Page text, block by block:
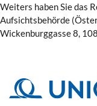
Weiters haben Sie das
Aufsichtsbehörde
Wickenburggasse 8,